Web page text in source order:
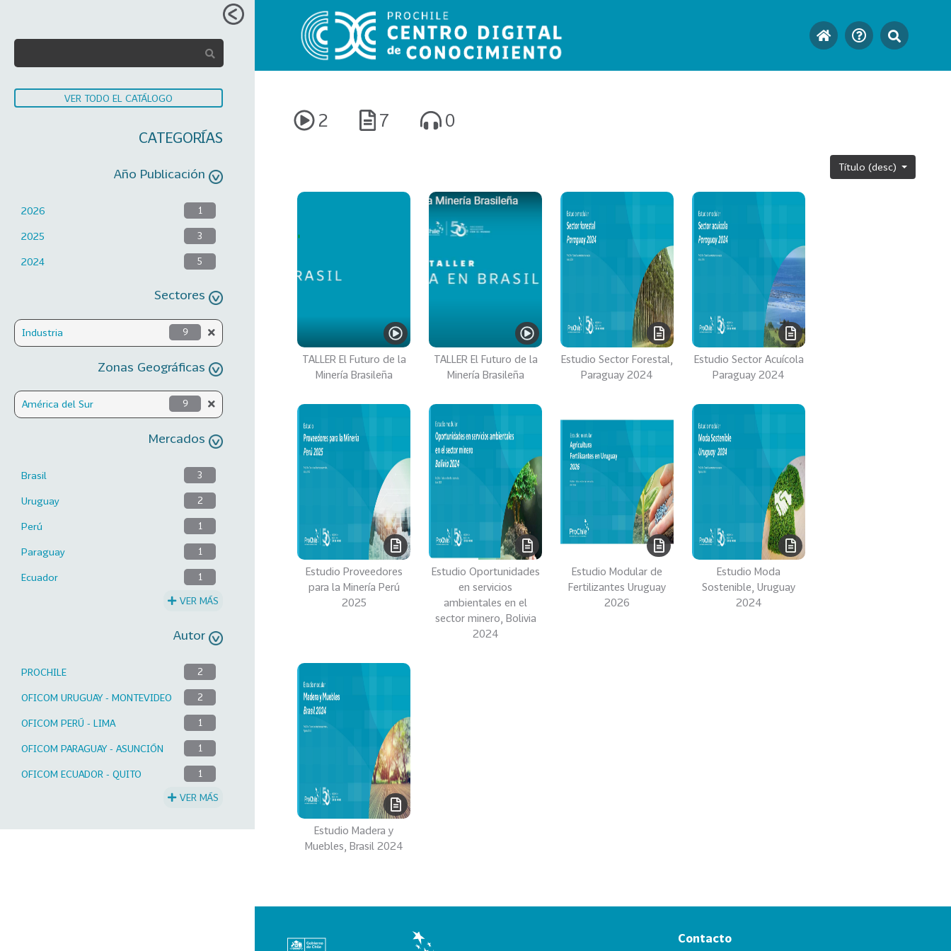
VER TODO EL CATÁLOGO
CATEGORÍAS
Año Publicación
2026 1
2025 3
2024 5
Sectores
Industria 9
Zonas Geográficas
América del Sur 9
Mercados
Brasil 3
Uruguay 2
Perú 1
Paraguay 1
Ecuador 1
VER MÁS
Autor
PROCHILE 2
OFICOM URUGUAY - MONTEVIDEO 2
OFICOM PERÚ - LIMA 1
OFICOM PARAGUAY - ASUNCIÓN 1
OFICOM ECUADOR - QUITO 1
VER MÁS
2 7 0
Título (desc)
TALLER El Futuro de la
Minería Brasileña
TALLER El Futuro de la
Minería Brasileña
Estudio Sector Forestal,
Paraguay 2024
Estudio Sector Acuícola
Paraguay 2024
Estudio Proveedores
para la Minería Perú
2025
Estudio Oportunidades
en servicios
ambientales en el
sector minero, Bolivia
2024
Estudio Modular de
Fertilizantes Uruguay
2026
Estudio Moda
Sostenible, Uruguay
2024
Estudio Madera y
Muebles, Brasil 2024
Contacto